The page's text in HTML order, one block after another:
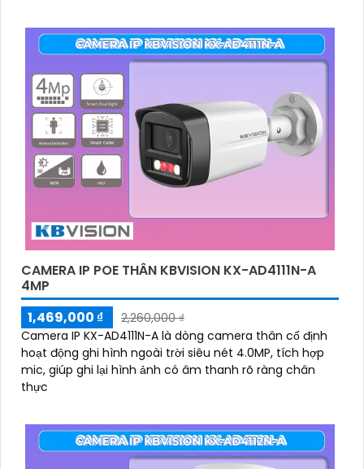
CAMERA IP POE THÂN KBVISION KX-AD4111N-A
4MP
1,469,000 ₫
2,260,000 ₫
Camera IP KX-AD4111N-A là dòng camera thân cố định
hoạt động ghi hình ngoài trời siêu nét 4.0MP, tích hợp
mic, giúp ghi lại hình ảnh có âm thanh rõ ràng chân
thực